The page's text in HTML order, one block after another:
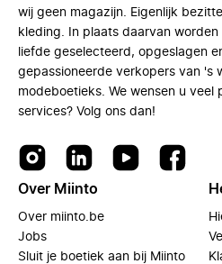
wij geen magazijn. Eigenlijk
kleding. In plaats daarvan
liefde geselecteerd, opgeslagen
gepassioneerde verkopers van 's
modeboetieks. We wensen u veel
services? Volg ons dan!
Over Miinto
Over miinto.be
Jobs
Sluit je boetiek aan bij Miinto